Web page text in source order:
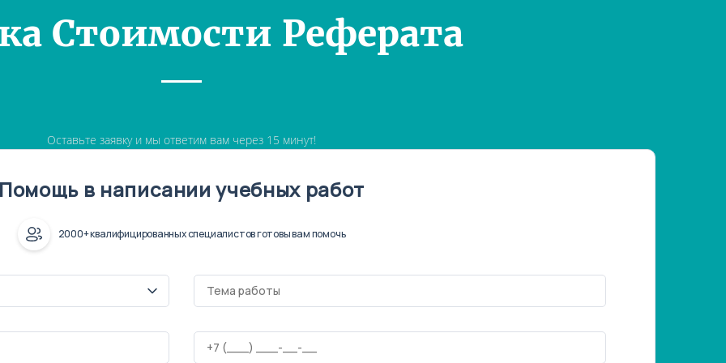
Стоимости Реферата
Оставьте заявку и мы ответим вам через 15 минут!
в написании учебных работ
2000+ квалифицированных специалистов готовы вам помочь